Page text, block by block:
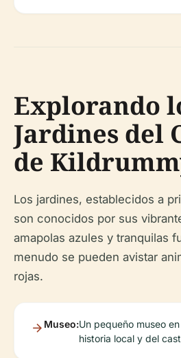
Explorando
Jardines del
de
Los jardines, establecidos a
son conocidos por sus
amapolas azules y tranquilas
menudo se pueden avistar
rojas.
Museo:Un pequeño museo
historia local y del